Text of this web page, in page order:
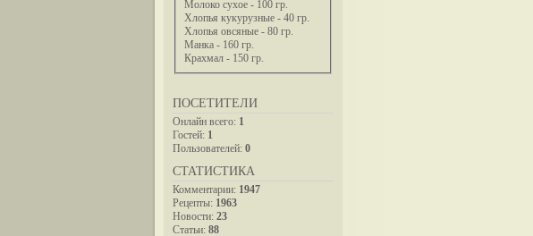
Молоко сухое - 100 гр.
Хлопья кукурузные - 40 гр.
Хлопья овсяные - 80 гр.
Манка - 160 гр.
Крахмал - 150 гр.
ПОСЕТИТЕЛИ
Онлайн всего: 1
Гостей: 1
Пользователей: 0
СТАТИСТИКА
Комментарии: 1947
Рецепты: 1963
Новости: 23
Статьи: 88